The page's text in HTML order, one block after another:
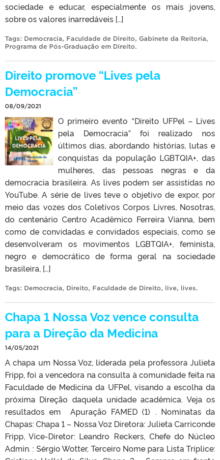
sociedade e educar, especialmente os mais jovens,
sobre os valores inarredáveis […]
Tags: Democracia, Faculdade de Direito, Gabinete da Reitoria,
Programa de Pós-Graduação em Direito.
Direito promove “Lives pela
Democracia”
08/09/2021
O primeiro evento “Direito UFPel – Lives
pela Democracia” foi realizado nos
últimos dias, abordando histórias, lutas e
conquistas da população LGBTQIA+, das
mulheres, das pessoas negras e da
democracia brasileira. As lives podem ser assistidas no
YouTube. A série de lives teve o objetivo de expor, por
meio das vozes dos Coletivos Corpos Livres, Nosotras,
do centenário Centro Acadêmico Ferreira Vianna, bem
como de convidadas e convidados especiais, como se
desenvolveram os movimentos LGBTQIA+, feminista,
negro e democrático de forma geral na sociedade
brasileira, […]
Tags: Democracia, Direito, Faculdade de Direito, live, lives.
Chapa 1 Nossa Voz vence consulta
para a Direção da Medicina
14/05/2021
A chapa um Nossa Voz, liderada pela professora Julieta
Fripp, foi a vencedora na consulta à comunidade feita na
Faculdade de Medicina da UFPel, visando a escolha da
próxima Direção daquela unidade acadêmica. Veja os
resultados em Apuração FAMED (1) . Nominatas da
Chapas: Chapa 1 – Nossa Voz Diretora: Julieta Carriconde
Fripp, Vice-Diretor: Leandro Reckers, Chefe do Núcleo
Admin. : Sérgio Wotter, Terceiro Nome para Lista Tríplice: